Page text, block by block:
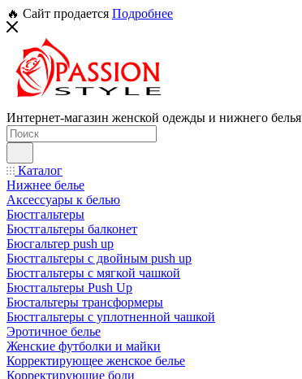
🔥 Сайт продается Подробнее
Интернет-магазин женской одежды и нижнего белья
Каталог
Нижнее белье
Аксессуары к белью
Бюстгальтеры
Бюстгальтеры балконет
Бюсгальтер push up
Бюстгальтеры с двойным push up
Бюстгальтеры с мягкой чашкой
Бюстгальтеры Push Up
Бюстальтеры трансформеры
Бюстгальтеры с уплотненной чашкой
Эротичное белье
Женские футболки и майки
Корректирующее женское белье
Корректирующие боди